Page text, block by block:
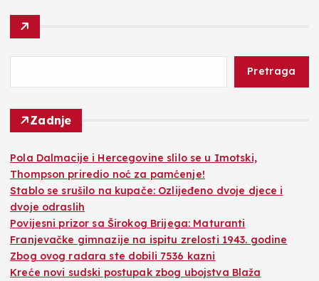
Pretraga
Zadnje
Pola Dalmacije i Hercegovine slilo se u Imotski,
Thompson priredio noć za pamćenje!
Stablo se srušilo na kupače: Ozlijeđeno dvoje djece i
dvoje odraslih
Povijesni prizor sa Širokog Brijega: Maturanti
Franjevačke gimnazije na ispitu zrelosti 1943. godine
Zbog ovog radara ste dobili 7536 kazni
Kreće novi sudski postupak zbog ubojstva Blaža